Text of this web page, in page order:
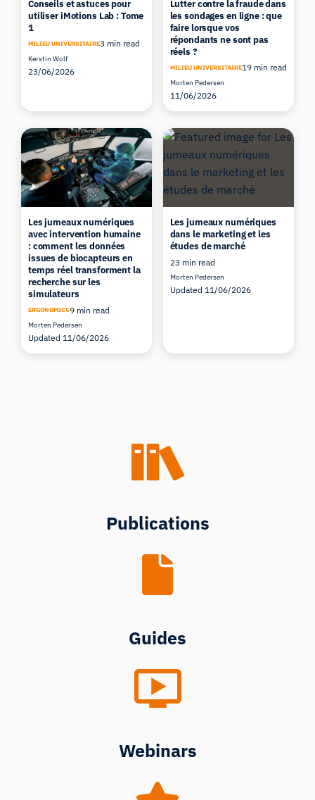
Conseils et astuces pour
utiliser iMotions Lab : Tome
1
MILIEU UNIVERSITAIRE3 min read
Kerstin Wolf
23/06/2026
Lutter contre la fraude dans
les sondages en ligne : que
faire lorsque vos
répondants ne sont pas
réels ?
MILIEU UNIVERSITAIRE19 min read
Morten Pedersen
11/06/2026
Les jumeaux numériques
avec intervention humaine
: comment les données
issues de biocapteurs en
temps réel transforment la
recherche sur les
simulateurs
ERGONOMICS9 min read
Morten Pedersen
Updated 11/06/2026
Les jumeaux numériques
dans le marketing et les
études de marché
23 min read
Morten Pedersen
Updated 11/06/2026
Publications
Guides
Webinars